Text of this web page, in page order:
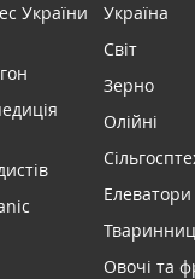
України
Україна
Світ
Зерно
Олійні
Елеватори
Овочі та